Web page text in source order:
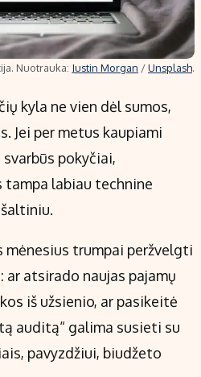
Nuotrauka: Justin Morgan /Unsplash.
kyla ne vien dėl sumos,
Jei per metus kaupiami
pokyčiai,
labiau technine
mėnesius trumpai peržvelgti
ar atsirado naujas pajamų
iš užsienio, ar pasikeitė
auditą“ galima susieti su
pavyzdžiui, biudžeto